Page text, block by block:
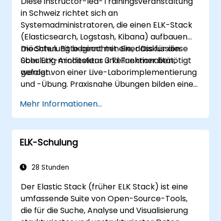
in Schweiz richtet sich an
Systemadministratoren, die einen ELK-Stack
(Elasticsearch, Logstash, Kibana) aufbauen
möchten. Bitte beachten Sie, dass für diese
Schulung mindestens 3 Teilnehmer benötigt
werden.
Die Schulung beginnt mit einer Diskussion
über ELK-Architektur und Funktionalität,
gefolgt von einer Live-Laborimplementierung
und -Übung. Praxisnahe Übungen bilden einen
Teilnehmern die Möglichkeit, ihr Wissen
praktisch anzuwenden, während sie
Feedback zu ihren Fortschritten erhalten.
Mehr Informationen...
ELK-Schulung
28 Stunden
Der Elastic Stack (früher ELK Stack) ist eine
umfassende Suite von Open-Source-Tools,
die für die Suche, Analyse und Visualisierung